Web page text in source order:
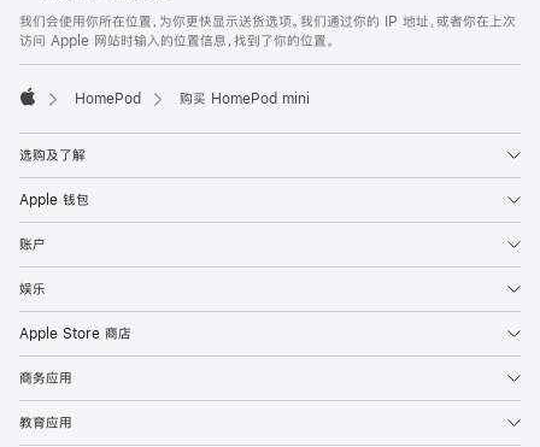
我们会使用你所在位置，为你更快显示送货选项。我们通过你的 IP 地址，或者你在上次
访问 Apple 网站时输入的位置信息，找到了你的位置。
HomePod 购买 HomePod mini
选购及了解
Apple 钱包
账户
娱乐
Apple Store 商店
商务应用
教育应用